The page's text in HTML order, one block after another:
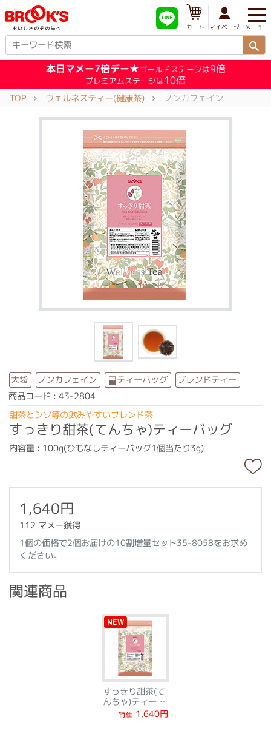
メニュー
マイページ
カート
本日マメー7倍デー★ゴールドステージは9倍
プレミアムステージは10倍
TOP ウェルネスティー(健康茶) ノンカフェイン
大袋 ノンカフェイン ティーバッグ ブレンドティー
商品コード : 43-2804
甜茶とシソ等の飲みやすいブレンド茶
すっきり甜茶(てんちゃ)ティーバッグ
内容量 : 100g(ひもなしティーバッグ1個当たり3g)
1,640円
112 マメー獲得
1個の価格で2個お届けの10割増量セット35-8058をお求め
ください。
関連商品
NEW
すっきり甜茶(て
んちゃ)ティーバ
ッグ◆10割増量
特価 1,640円